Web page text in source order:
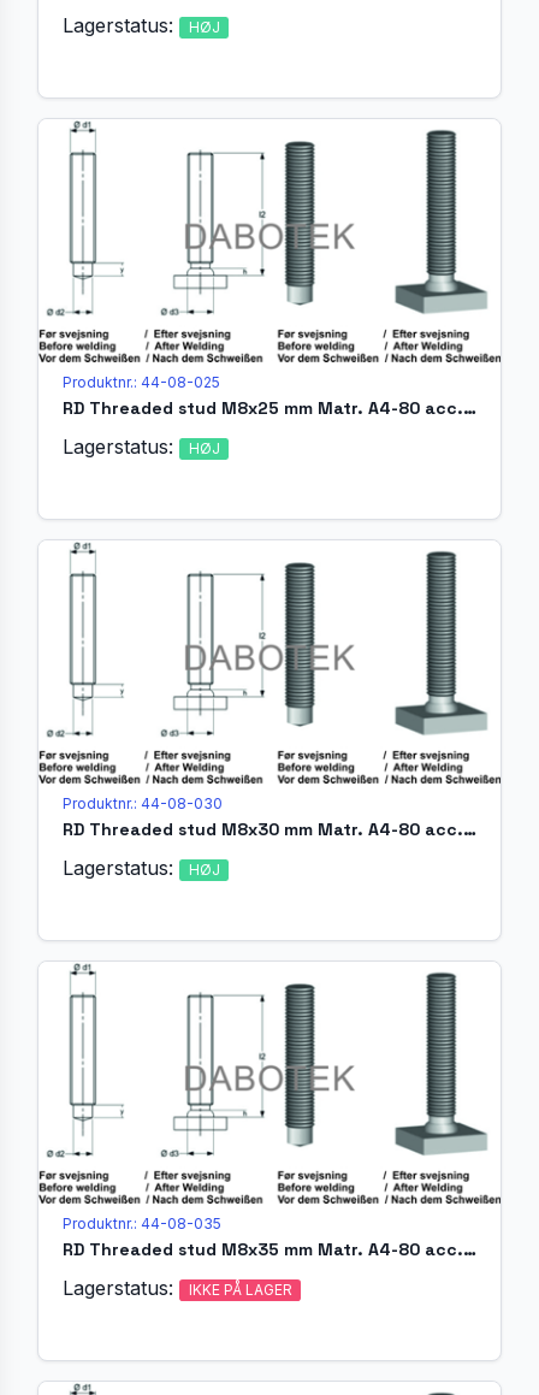
Lagerstatus: HØJ
Produktnr.: 44-08-025
RD Threaded stud M8x25 mm Matr. A4-80 acc. EN ISO 13918 (MR)
Lagerstatus: HØJ
Produktnr.: 44-08-030
RD Threaded stud M8x30 mm Matr. A4-80 acc. EN ISO 13918 (MR)
Lagerstatus: HØJ
Produktnr.: 44-08-035
RD Threaded stud M8x35 mm Matr. A4-80 acc. EN ISO 13918 (MR)
Lagerstatus: IKKE PÅ LAGER